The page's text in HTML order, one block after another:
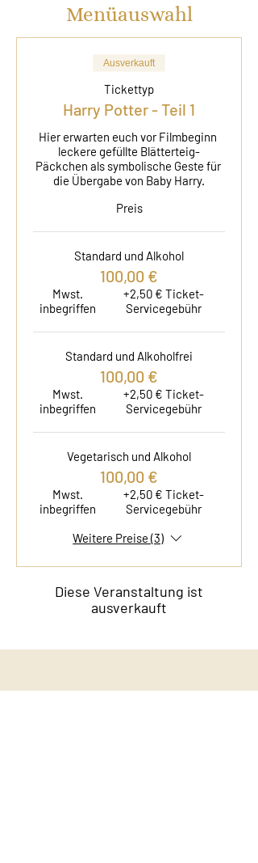
Menüauswahl
Ausverkauft
Tickettyp
Harry Potter - Teil 1
Hier erwarten euch vor Filmbeginn
leckere gefüllte Blätterteig-
Päckchen als symbolische Geste für
die Übergabe von Baby Harry.
Preis
Standard und Alkohol
100,00 €
Mwst.
inbegriffen
+2,50 € Ticket-
Servicegebühr
Standard und Alkoholfrei
100,00 €
Mwst.
inbegriffen
+2,50 € Ticket-
Servicegebühr
Vegetarisch und Alkohol
100,00 €
Mwst.
inbegriffen
+2,50 € Ticket-
Servicegebühr
Weitere Preise (3)
Diese Veranstaltung ist
ausverkauft